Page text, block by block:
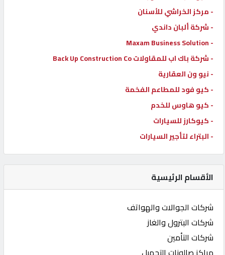
- مركز الخراشي للأسنان
- شركة ألبان داندي
- Maxam Business Solution
- شركة باك اب للمقاولات Back Up Construction Co
- نيو ون العقارية
- كيو فود للمطاعم الفخمة
- كيو هاوس للخدم
- كيوكارز للسيارات
- البتراء لتأجير السيارات
الأقسام الرئيسية
شركات الجوالات والهواتف
شركات البترول والغاز
شركات التأمين